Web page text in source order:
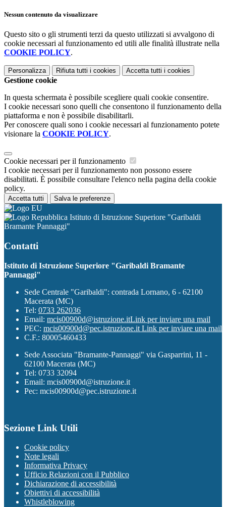
Nessun contenuto da visualizzare
Questo sito o gli strumenti terzi da questo utilizzati si avvalgono di
cookie necessari al funzionamento ed utili alle finalità illustrate nella
COOKIE POLICY.
Personalizza Rifiuta tutti i cookies Accetta tutti i cookies
Gestione cookie
In questa schermata è possibile scegliere quali cookie consentire.
I cookie necessari sono quelli che consentono il funzionamento della
piattaforma e non è possibile disabilitarli.
Per conoscere quali sono i cookie necessari al funzionamento potete
visionare la COOKIE POLICY.
Cookie necessari per il funzionamento
I cookie necessari per il funzionamento non possono essere
disabilitati. È possibile consultare l'elenco nella pagina della cookie
policy.
Accetta tutti Salva le preferenze
Istituto di Istruzione Superiore "Garibaldi
Bramante Pannaggi"
Contatti
Istituto di Istruzione Superiore "Garibaldi Bramante
Pannaggi"
Sede Centrale "Garibaldi": contrada Lornano, 6 - 62100
Macerata (MC)
Tel: 0733 262036
Email: mcis00900d@istruzione.itLink per inviare una mail
PEC: mcis00900d@pec.istruzione.it Link per inviare una mail
C.F.: 80005460433
Sede Associata "Bramante-Pannaggi" via Gasparrini, 11 -
62100 Macerata (MC)
Tel: 0733 32094
Email: mcis00900d@istruzione.it
Pec: mcis00900d@pec.istruzione.it
Sezione Link Utili
Cookie policy
Note legali
Informativa Privacy
Ufficio Relazioni con il Pubblico
Dichiarazione di accessibilità
Obiettivi di accessibilità
Whistleblowing